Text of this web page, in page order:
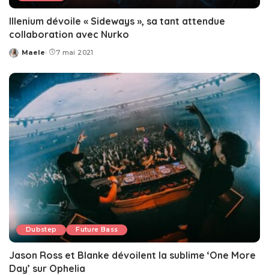
Illenium dévoile « Sideways », sa tant attendue
collaboration avec Nurko
Posted
Maele 7 mai 2021
Dubstep Future Bass
Jason Ross et Blanke dévoilent la sublime ‘One More
Day’ sur Ophelia